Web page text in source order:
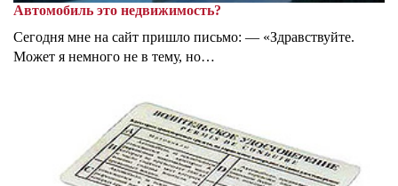
Автомобиль это недвижимость?
Сегодня мне на сайт пришло письмо: — «Здравствуйте.
Может я немного не в тему, но…